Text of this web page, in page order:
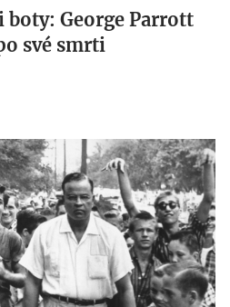
boty: George Parrott
své smrti